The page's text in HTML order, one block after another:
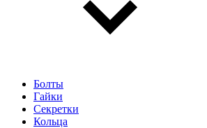
Болты
Гайки
Секретки
Кольца